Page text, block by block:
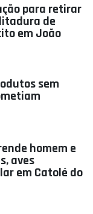
para retirar
de
em João
sem
homem e
aves
em Catolé do